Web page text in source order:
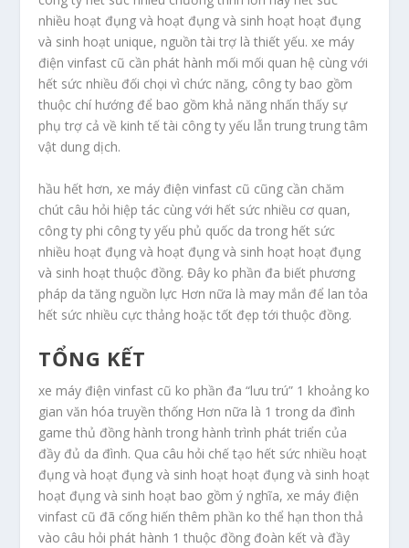
nhiều hoạt đụng và hoạt đụng và sinh hoạt hoạt đụng
và sinh hoạt unique, nguồn tài trợ là thiết yếu. xe máy
điện vinfast cũ cần phát hành mối mối quan hệ cùng với
hết sức nhiều đối chọi vì chức năng, công ty bao gồm
thuộc chí hướng để bao gồm khả năng nhấn thấy sự
phụ trợ cả về kinh tế tài công ty yếu lẫn trung trung tâm
vật dung dịch.
hầu hết hơn, xe máy điện vinfast cũ cũng cần chăm
chút câu hỏi hiệp tác cùng với hết sức nhiều cơ quan,
công ty phi công ty yếu phủ quốc da trong hết sức
nhiều hoạt đụng và hoạt đụng và sinh hoạt hoạt đụng
và sinh hoạt thuộc đồng. Đây ko phần đa biết phương
pháp da tăng nguồn lực Hơn nữa là may mắn để lan tỏa
hết sức nhiều cực thảng hoặc tốt đẹp tới thuộc đồng.
TỔNG KẾT
xe máy điện vinfast cũ ko phần đa “lưu trú” 1 khoảng ko
gian văn hóa truyền thống Hơn nữa là 1 trong da đình
game thủ đồng hành trong hành trình phát triển của
đầy đủ da đình. Qua câu hỏi chế tạo hết sức nhiều hoạt
đụng và hoạt đụng và sinh hoạt hoạt đụng và sinh hoạt
hoạt đụng và sinh hoạt bao gồm ý nghĩa, xe máy điện
vinfast cũ đã cống hiến thêm phần ko thể hạn thon thả
vào câu hỏi phát hành 1 thuộc đồng đoàn kết và đầy